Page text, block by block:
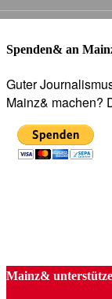
Spenden& an
Guter
Mainz& machen?
Mainz&